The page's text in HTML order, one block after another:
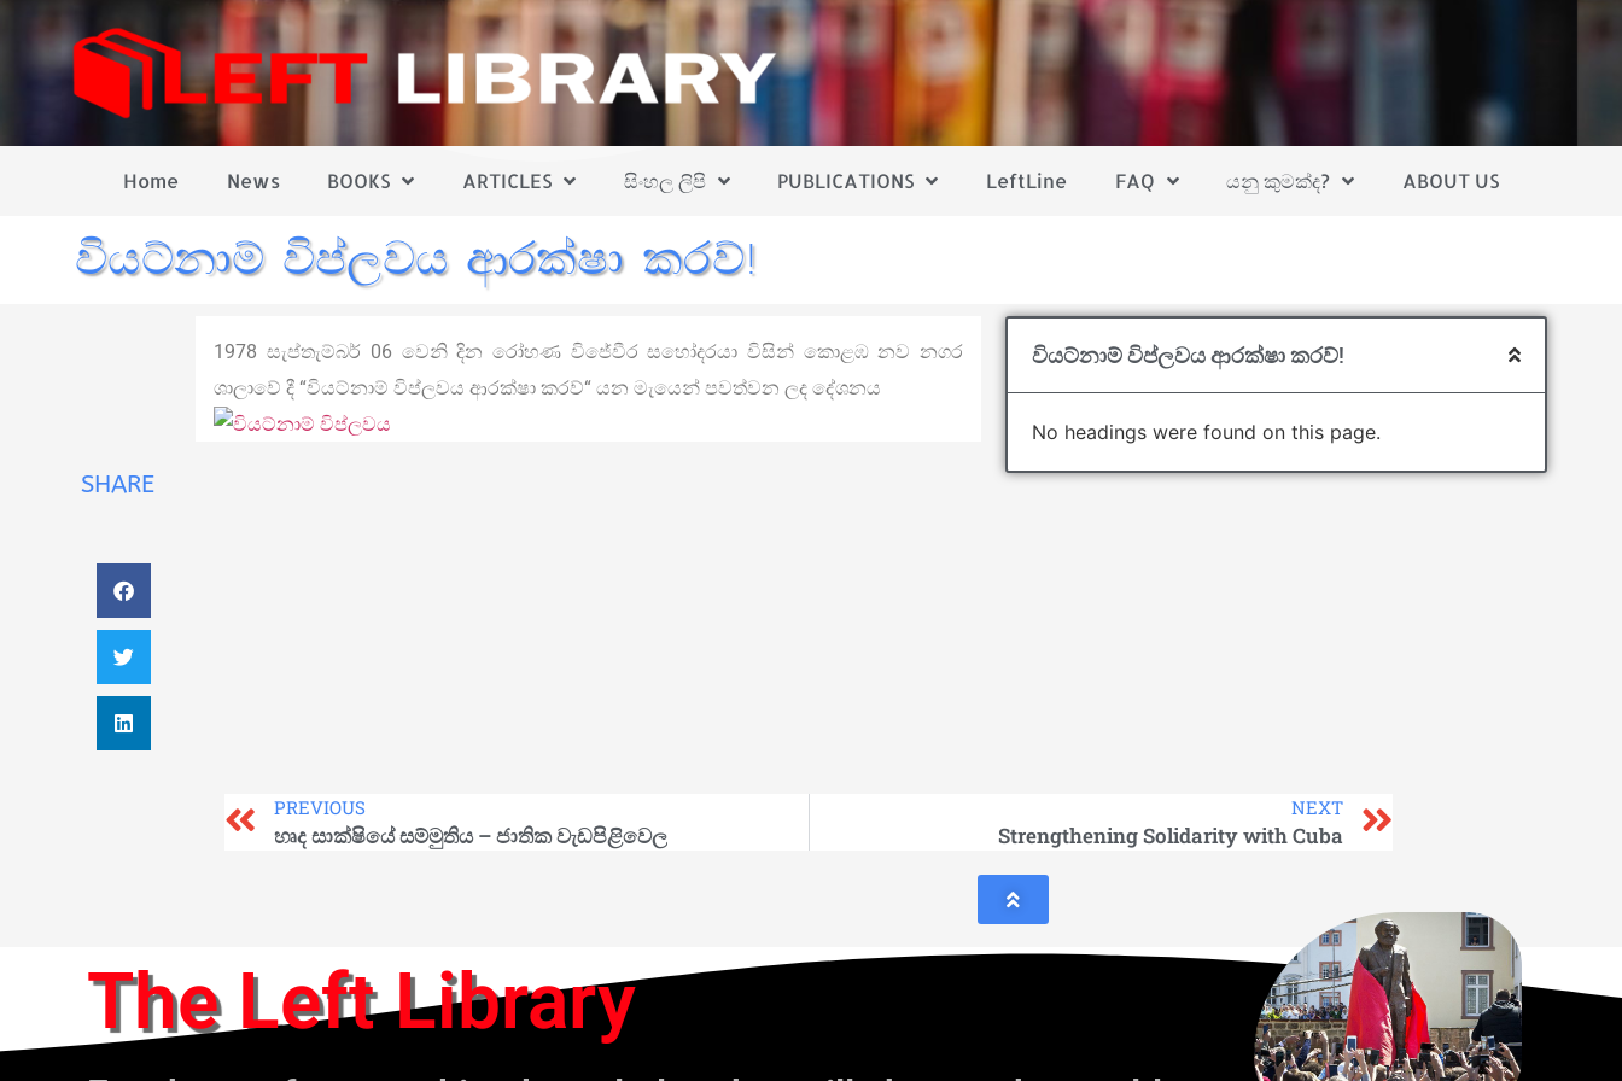
Home News BOOKS ARTICLES සිංහල ලිපි PUBLICATIONS LeftLine FAQ යනු කුමක්ද? ABOUT US
වියට්නාම් විප්ලවය ආරක්ෂා කරව්!
SHARE
1978 සැප්තැම්බර් 06 වෙනි දින රෝහණ විජේවීර සහෝදරයා විසින් කොළඹ නව නගර
ශාලාවේ දී “වියට්නාම් විප්ලවය ආරක්ෂා කරව්“ යන මැයෙන් පවත්වන ලද දේශනය
වියට්නාම් විප්ලවය ආරක්ෂා කරව්!
No headings were found on this page.
PREVIOUS
හෘද සාක්ෂියේ සම්මුතිය – ජාතික වැඩපිළිවෙල
NEXT
Strengthening Solidarity with Cuba
The Left Library